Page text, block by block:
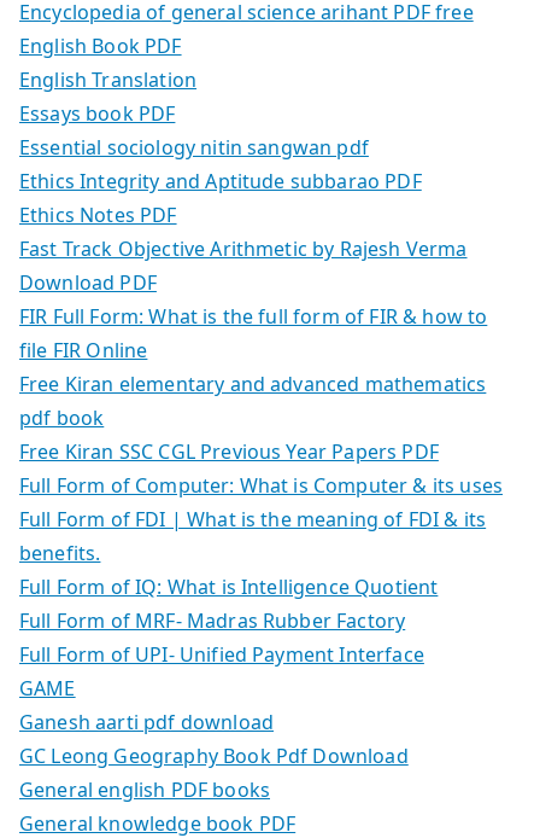
Encyclopedia of general science arihant PDF free
English Book PDF
English Translation
Essays book PDF
Essential sociology nitin sangwan pdf
Ethics Integrity and Aptitude subbarao PDF
Ethics Notes PDF
Fast Track Objective Arithmetic by Rajesh Verma
Download PDF
FIR Full Form: What is the full form of FIR & how to
file FIR Online
Free Kiran elementary and advanced mathematics
pdf book
Free Kiran SSC CGL Previous Year Papers PDF
Full Form of Computer: What is Computer & its uses
Full Form of FDI | What is the meaning of FDI & its
benefits.
Full Form of IQ: What is Intelligence Quotient
Full Form of MRF- Madras Rubber Factory
Full Form of UPI- Unified Payment Interface
GAME
Ganesh aarti pdf download
GC Leong Geography Book Pdf Download
General english PDF books
General knowledge book PDF